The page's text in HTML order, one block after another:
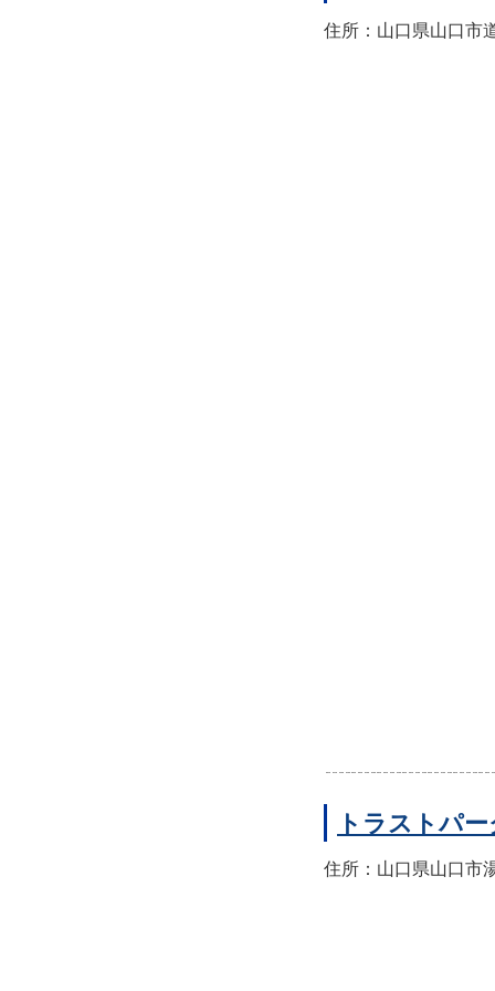
住所：山口県山口市
トラストパ
住所：山口県山口市